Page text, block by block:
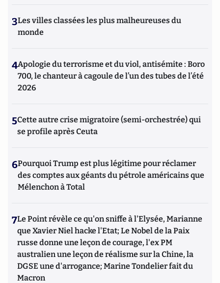
3Les villes classées les plus malheureuses du
monde
4Apologie du terrorisme et du viol, antisémite : Boro
700, le chanteur à cagoule de l’un des tubes de l’été
2026
5Cette autre crise migratoire (semi-orchestrée) qui
se profile après Ceuta
6Pourquoi Trump est plus légitime pour réclamer
des comptes aux géants du pétrole américains que
Mélenchon à Total
7Le Point révèle ce qu'on sniffe à l'Elysée, Marianne
que Xavier Niel hacke l'Etat; Le Nobel de la Paix
russe donne une leçon de courage, l'ex PM
australien une leçon de réalisme sur la Chine, la
DGSE une d'arrogance; Marine Tondelier fait du
Macron